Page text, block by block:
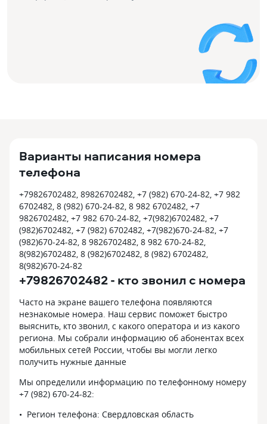
Варианты написания номера
телефона
+79826702482, 89826702482, +7 (982) 670-24-82, +7 982
6702482, 8 (982) 670-24-82, 8 982 6702482, +7
9826702482, +7 982 670-24-82, +7(982)6702482, +7
(982)6702482, +7 (982) 6702482, +7(982)670-24-82, +7
(982)670-24-82, 8 9826702482, 8 982 670-24-82,
8(982)6702482, 8 (982)6702482, 8 (982) 6702482,
8(982)670-24-82
+79826702482 - кто звонил с номера
Часто на экране вашего телефона появляются
незнакомые номера. Наш сервис поможет быстро
выяснить, кто звонил, с какого оператора и из какого
региона. Мы собрали информацию об абонентах всех
мобильных сетей России, чтобы вы могли легко
получить нужные данные
Мы определили информацию по телефонному номеру
+7 (982) 670-24-82:
Регион телефона: Свердловская область